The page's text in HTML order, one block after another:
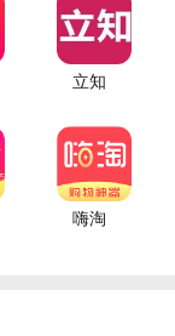
立知
嗨淘